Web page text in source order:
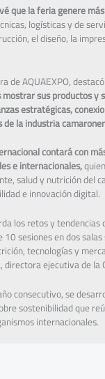
que la feria genere
logísticas y de
el diseño, la
de AQUAEXPO,
sus productos y
estratégicas,
la industria
contará con
e internacionales,
salud y nutrición del
e innovación digital.
los retos y tendencias
sesiones en dos
tecnologías y
directora ejecutiva de la
consecutivo, se
sostenibilidad que
internacionales.